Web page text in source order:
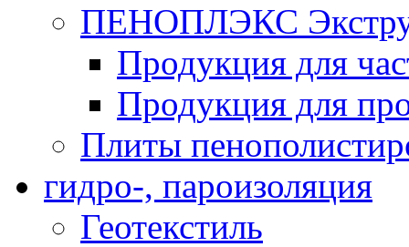
ПЕНОПЛЭКС
Продукция для
Продукция для
Плиты
гидро-, пароизоляция
Геотекстиль